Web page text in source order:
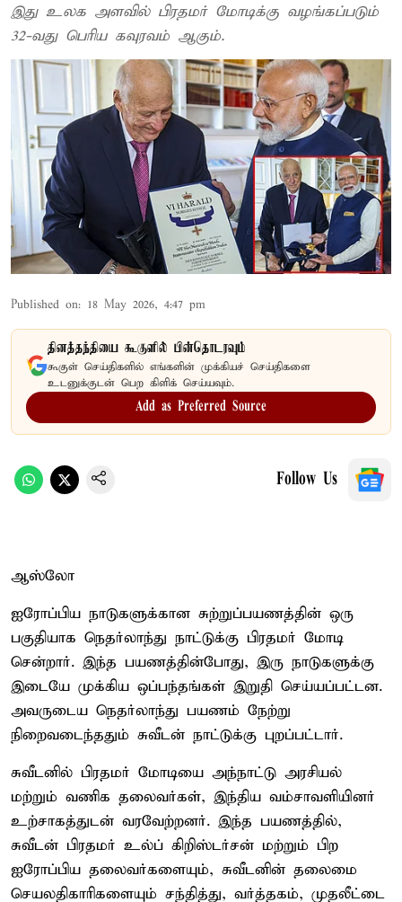
இது உலக அளவில் பிரதமர் மோடிக்கு வழங்கப்படும்
32-வது பெரிய கவுரவம் ஆகும்.
Published on: 18 May 2026, 4:47 pm
தினத்தந்தியை கூகுளில் பின்தொடரவும்
கூகுள் செய்திகளில் எங்களின் முக்கியச் செய்திகளை
உடனுக்குடன் பெற கிளிக் செய்யவும்.
Add as Preferred Source
Follow Us
ஆஸ்லோ
ஐரோப்பிய நாடுகளுக்கான சுற்றுப்பயணத்தின் ஒரு
பகுதியாக நெதர்லாந்து நாட்டுக்கு பிரதமர் மோடி
சென்றார். இந்த பயணத்தின்போது, இரு நாடுகளுக்கு
இடையே முக்கிய ஒப்பந்தங்கள் இறுதி செய்யப்பட்டன.
அவருடைய நெதர்லாந்து பயணம் நேற்று
நிறைவடைந்ததும் சுவீடன் நாட்டுக்கு புறப்பட்டார்.
சுவீடனில் பிரதமர் மோடியை அந்நாட்டு அரசியல்
மற்றும் வணிக தலைவர்கள், இந்திய வம்சாவளியினர்
உற்சாகத்துடன் வரவேற்றனர். இந்த பயணத்தில்,
சுவீடன் பிரதமர் உல்ப் கிறிஸ்டர்சன் மற்றும் பிற
ஐரோப்பிய தலைவர்களையும், சுவீடனின் தலைமை
செயலதிகாரிகளையும் சந்தித்து, வர்த்தகம், முதலீட்டை